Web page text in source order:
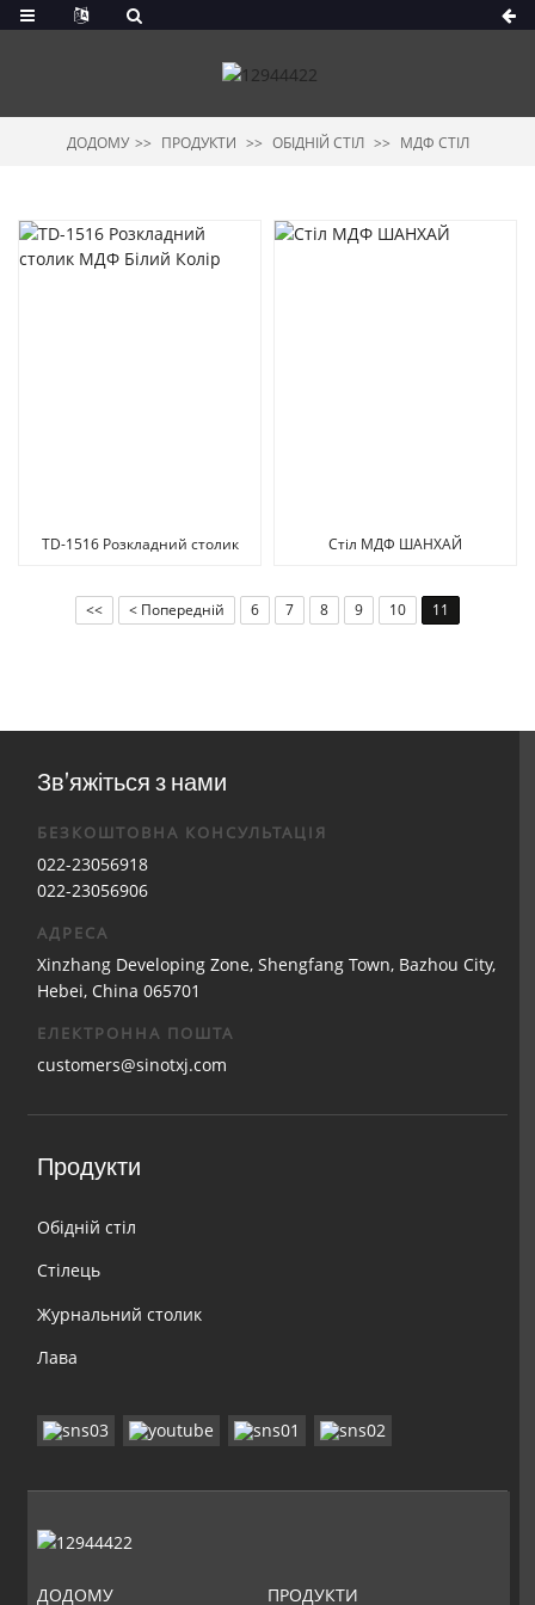
ДОДОМУ ПРОДУКТИ ОБІДНІЙ СТІЛ МДФ СТІЛ
TD-1516 Розкладний столик
Стіл МДФ ШАНХАЙ
<< < Попередній 6 7 8 9 10 11
Зв'яжіться з нами
БЕЗКОШТОВНА КОНСУЛЬТАЦІЯ
022-23056918
022-23056906
АДРЕСА
Xinzhang Developing Zone, Shengfang Town, Bazhou City,
Hebei, China 065701
ЕЛЕКТРОННА ПОШТА
customers@sinotxj.com
Продукти
Обідній стіл
Стілець
Журнальний столик
Лава
ДОДОМУ ПРОДУКТИ